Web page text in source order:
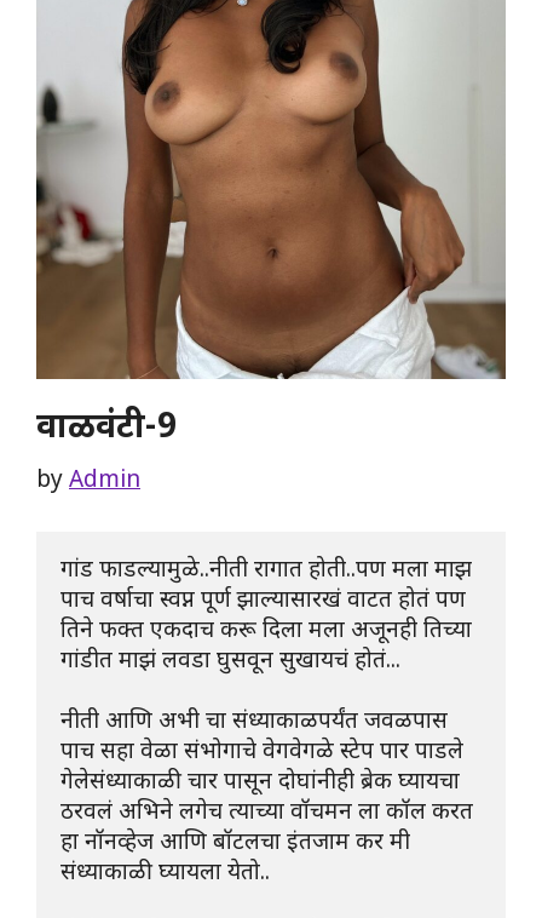
वाळवंटी-9
by Admin
गांड फाडल्यामुळे..नीती रागात होती..पण मला माझ
पाच वर्षाचा स्वप्न पूर्ण झाल्यासारखं वाटत होतं पण
तिने फक्त एकदाच करू दिला मला अजूनही तिच्या
गांडीत माझं लवडा घुसवून सुखायचं होतं...
नीती आणि अभी चा संध्याकाळपर्यंत जवळपास
पाच सहा वेळा संभोगाचे वेगवेगळे स्टेप पार पाडले
गेलेसंध्याकाळी चार पासून दोघांनीही ब्रेक घ्यायचा
ठरवलं अभिने लगेच त्याच्या वॉचमन ला कॉल करत
हा नॉनव्हेज आणि बॉटलचा इंतजाम कर मी
संध्याकाळी घ्यायला येतो..